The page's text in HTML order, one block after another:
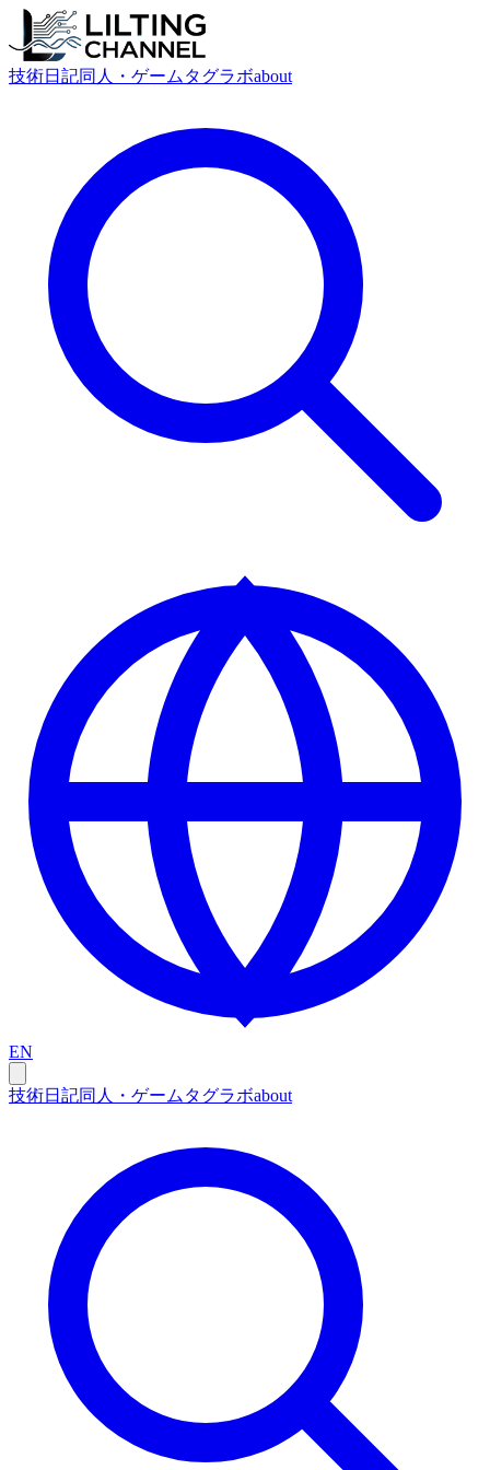
技術日記同人・ゲーム タグラボabout
EN
技術日記同人・ゲーム タグラボabout